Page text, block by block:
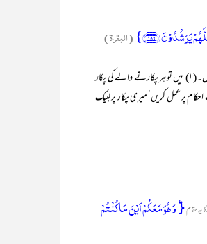
﴿۱۸۶﴾} (البقرۃ)
’’(اے نبیﷺ!) جب میرے بندے آپؐ سے میرے بارے میں پوچھیں تو ان کو بتا دیجیے کہ میں قریب ہی ہوں۔ (۱) میں تو ہر پکارنے والے کی پکار
پر عمل کریں‘ میری پکار پر لبیک
یہ مقام{ؕ وَ ہُوَ مَعَکُمۡ اَیۡنَ مَا کُنۡتُمۡ